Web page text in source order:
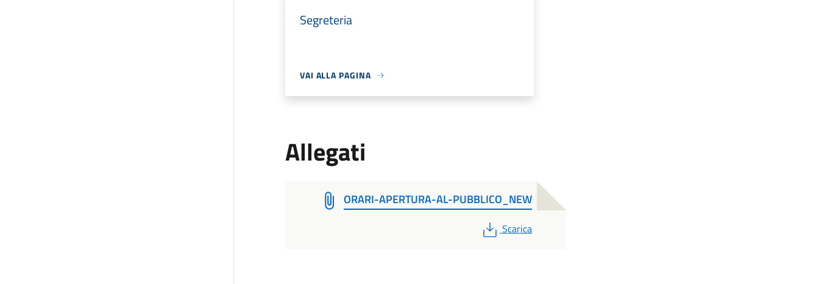
Segreteria
VAI ALLA PAGINA
Allegati
ORARI-APERTURA-AL-PUBBLICO_NEW
PDF
Scarica